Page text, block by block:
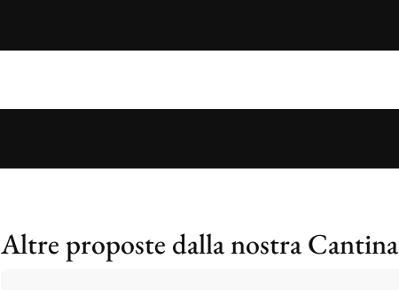
Altre proposte dalla nostra Cantina